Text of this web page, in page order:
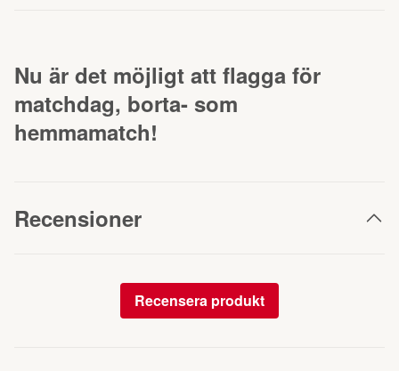
Nu är det möjligt att flagga för
matchdag, borta- som
hemmamatch!
Recensioner
Recensera produkt